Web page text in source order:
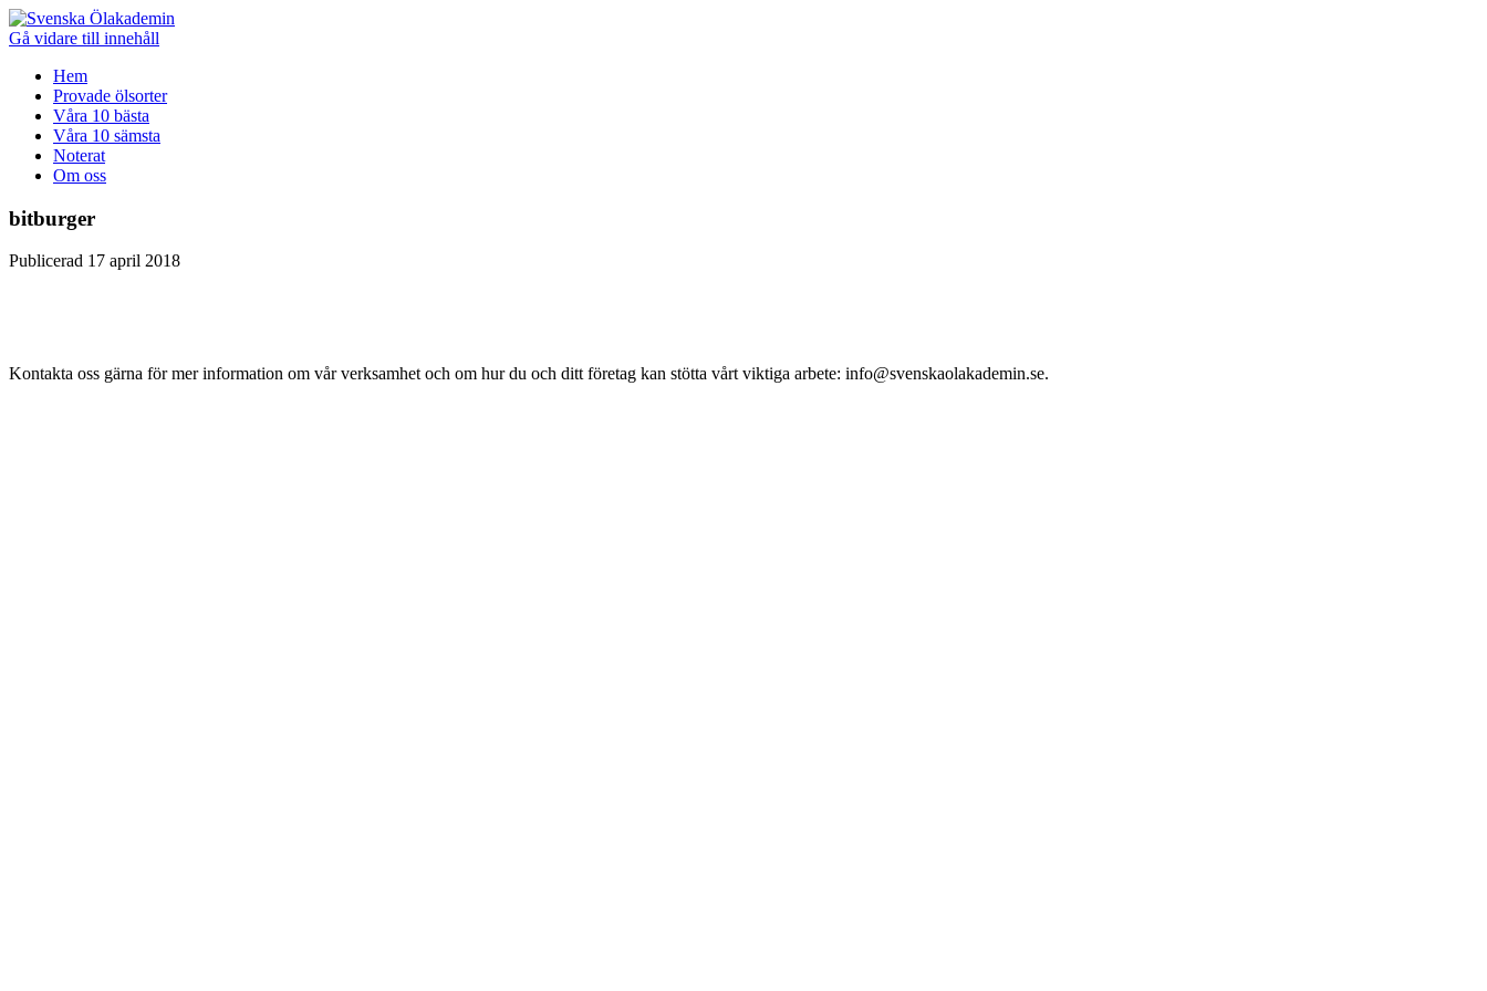
Gå vidare till innehåll
Hem
Provade ölsorter
Våra 10 bästa
Våra 10 sämsta
Noterat
Om oss
bitburger
Publicerad 17 april 2018
Kontakta oss gärna för mer information om vår verksamhet och om hur du och ditt företag kan stötta vårt viktiga arbete: info@svenskaolakademin.se.